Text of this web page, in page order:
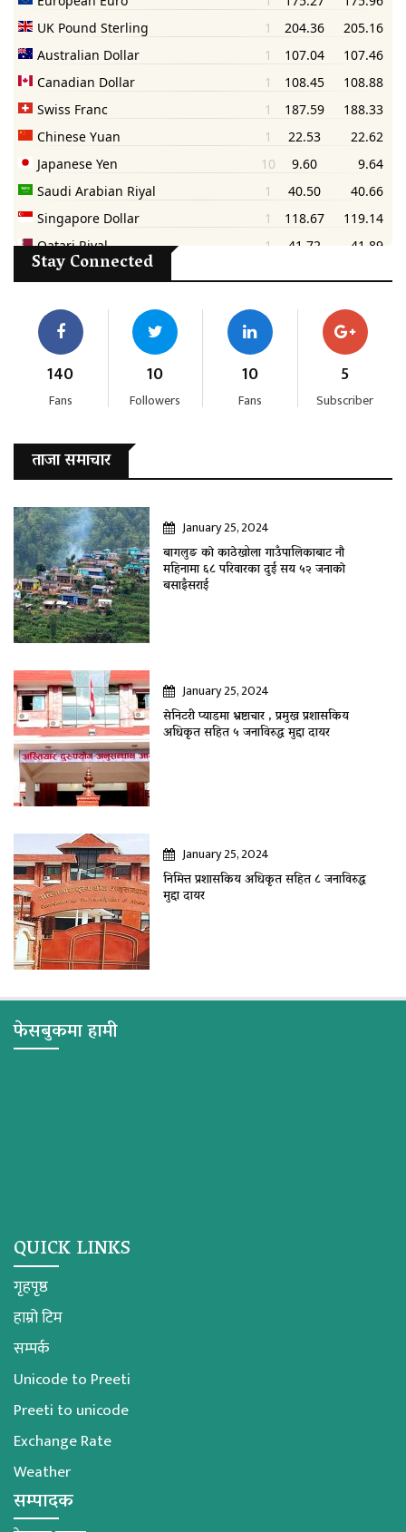
Stay Connected
140
Fans
10
Followers
10
Fans
5
Subscriber
ताजा समाचार
January 25, 2024
बागलुङ काे काठेखोला गाउँपालिकाबाट नौ
महिनामा ६८ परिवारका दुई सय ५२ जनाकाे
बसाइँसराई
January 25, 2024
सेनिटरी प्याडमा भ्रष्टाचार , प्रमुख प्रशासकिय
अधिकृत सहित ५ जनाविरुद्ध मुद्दा दायर
January 25, 2024
निमित्त प्रशासकिय अधिकृत सहित ८ जनाविरुद्ध
मुद्दा दायर
फेसबुकमा हामी
QUICK LINKS
गृहपृष्ठ
हाम्रो टिम
सम्पर्क
Unicode to Preeti
Preeti to unicode
Exchange Rate
Weather
सम्पादक